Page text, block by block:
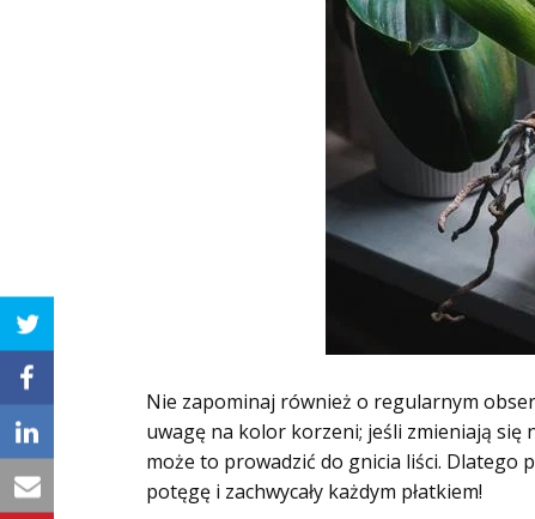
Nie zapominaj również o regularnym
uwagę na kolor korzeni; jeśli zmieniają się
może to prowadzić do gnicia liści. Dlatego
potęgę i zachwycały każdym płatkiem!